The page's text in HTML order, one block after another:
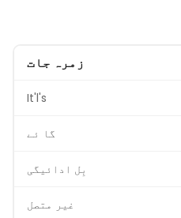
زمرہ جات
It'l's
گا ئے
بِل ادائیگی
غیر متصل